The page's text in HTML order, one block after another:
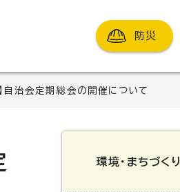
防災
自治会定期総会の開催について
環境・まちづくり